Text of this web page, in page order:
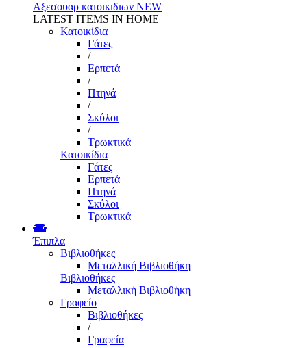
Αξεσουαρ κατοικιδιων NEW
LATEST ITEMS IN HOME
Κατοικίδια
Γάτες
/
Ερπετά
/
Πτηνά
/
Σκύλοι
/
Τρωκτικά
Κατοικίδια
Γάτες
Ερπετά
Πτηνά
Σκύλοι
Τρωκτικά
Έπιπλα
Βιβλιοθήκες
Μεταλλική Βιβλιοθήκη
Βιβλιοθήκες
Μεταλλική Βιβλιοθήκη
Γραφείο
Βιβλιοθήκες
/
Γραφεία